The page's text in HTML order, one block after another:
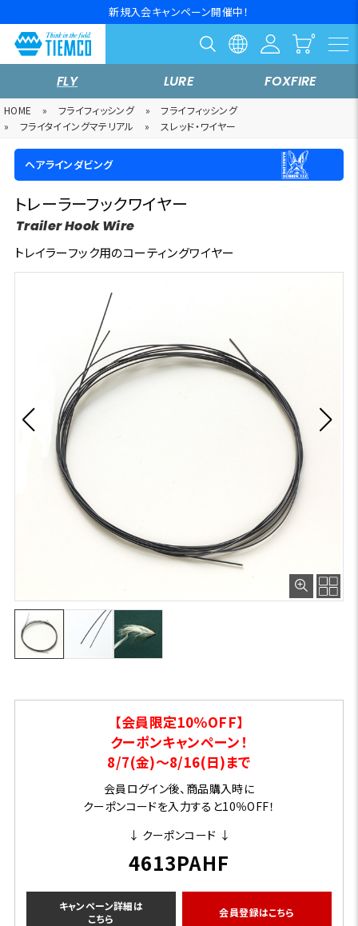
新規入会キャンペーン開催中！
FLY LURE FOXFIRE
HOME » フライフィッシング »
フライフィッシング
»
フライタイイングマテリアル » スレッド・ワイヤー
ヘアラインダビング
トレーラーフックワイヤー
Trailer Hook Wire
トレイラーフック用のコーティングワイヤー
【会員限定10％OFF】
クーポンキャンペーン！
8/7(金)～8/16(日)まで
会員ログイン後、商品購入時に
クーポンコードを入力すると10％OFF！
↓ クーポンコード ↓
4613PAHF
キャンペーン詳細は
こちら
会員登録はこちら